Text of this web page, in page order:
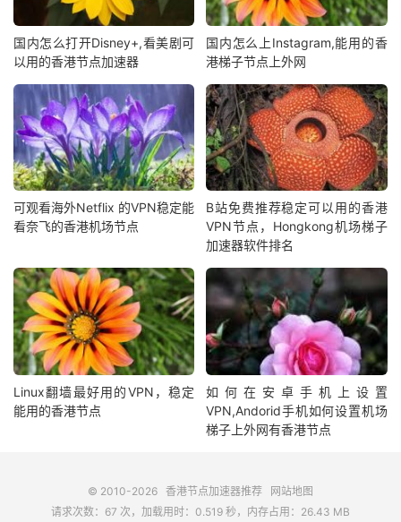
国内怎么打开Disney+,看美剧可
以用的香港节点加速器
国内怎么上Instagram,能用的香
港梯子节点上外网
可观看海外Netflix 的VPN稳定能
看奈飞的香港机场节点
B站免费推荐稳定可以用的香港
VPN节点，Hongkong机场梯子
加速器软件排名
Linux翻墙最好用的VPN，稳定
能用的香港节点
如何在安卓手机上设置
VPN,Andorid手机如何设置机场
梯子上外网有香港节点
© 2010-2026 香港节点加速器推荐
网站地图
请求次数：67 次，加载用时：0.519 秒，内存占用：26.43 MB